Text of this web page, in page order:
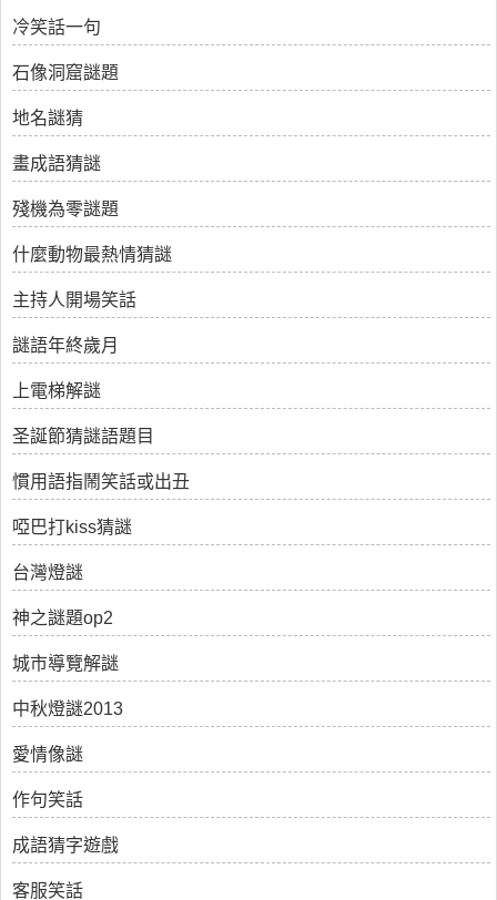
冷笑話一句
石像洞窟謎題
地名謎猜
畫成語猜謎
殘機為零謎題
什麼動物最熱情猜謎
主持人開場笑話
謎語年終歲月
上電梯解謎
圣誕節猜謎語題目
慣用語指鬧笑話或出丑
啞巴打kiss猜謎
台灣燈謎
神之謎題op2
城市導覽解謎
中秋燈謎2013
愛情像謎
作句笑話
成語猜字遊戲
客服笑話